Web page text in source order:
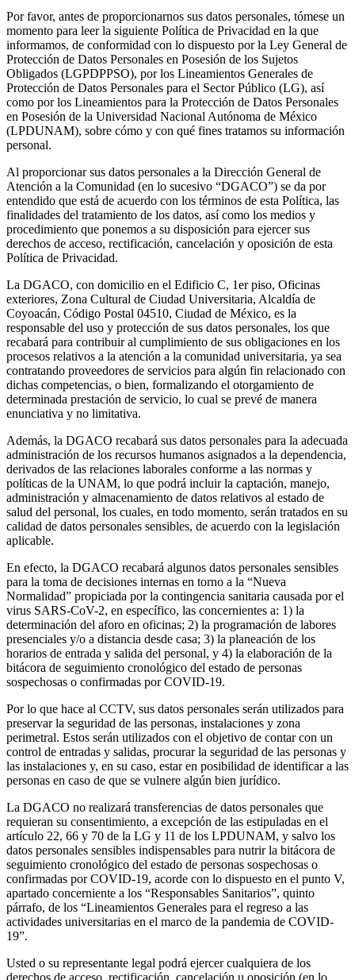
Por favor, antes de proporcionarnos sus datos personales, tómese un
momento para leer la siguiente Política de Privacidad en la que
informamos, de conformidad con lo dispuesto por la Ley General de
Protección de Datos Personales en Posesión de los Sujetos
Obligados (LGPDPPSO), por los Lineamientos Generales de
Protección de Datos Personales para el Sector Público (LG), así
como por los Lineamientos para la Protección de Datos Personales
en Posesión de la Universidad Nacional Autónoma de México
(LPDUNAM), sobre cómo y con qué fines tratamos su información
personal.
Al proporcionar sus datos personales a la Dirección General de
Atención a la Comunidad (en lo sucesivo “DGACO”) se da por
entendido que está de acuerdo con los términos de esta Política, las
finalidades del tratamiento de los datos, así como los medios y
procedimiento que ponemos a su disposición para ejercer sus
derechos de acceso, rectificación, cancelación y oposición de esta
Política de Privacidad.
La DGACO, con domicilio en el Edificio C, 1er piso, Oficinas
exteriores, Zona Cultural de Ciudad Universitaria, Alcaldía de
Coyoacán, Código Postal 04510, Ciudad de México, es la
responsable del uso y protección de sus datos personales, los que
recabará para contribuir al cumplimiento de sus obligaciones en los
procesos relativos a la atención a la comunidad universitaria, ya sea
contratando proveedores de servicios para algún fin relacionado con
dichas competencias, o bien, formalizando el otorgamiento de
determinada prestación de servicio, lo cual se prevé de manera
enunciativa y no limitativa.
Además, la DGACO recabará sus datos personales para la adecuada
administración de los recursos humanos asignados a la dependencia,
derivados de las relaciones laborales conforme a las normas y
políticas de la UNAM, lo que podrá incluir la captación, manejo,
administración y almacenamiento de datos relativos al estado de
salud del personal, los cuales, en todo momento, serán tratados en su
calidad de datos personales sensibles, de acuerdo con la legislación
aplicable.
En efecto, la DGACO recabará algunos datos personales sensibles
para la toma de decisiones internas en torno a la “Nueva
Normalidad” propiciada por la contingencia sanitaria causada por el
virus SARS-CoV-2, en específico, las concernientes a: 1) la
determinación del aforo en oficinas; 2) la programación de labores
presenciales y/o a distancia desde casa; 3) la planeación de los
horarios de entrada y salida del personal, y 4) la elaboración de la
bitácora de seguimiento cronológico del estado de personas
sospechosas o confirmadas por COVID-19.
Por lo que hace al CCTV, sus datos personales serán utilizados para
preservar la seguridad de las personas, instalaciones y zona
perimetral. Estos serán utilizados con el objetivo de contar con un
control de entradas y salidas, procurar la seguridad de las personas y
las instalaciones y, en su caso, estar en posibilidad de identificar a las
personas en caso de que se vulnere algún bien jurídico.
La DGACO no realizará transferencias de datos personales que
requieran su consentimiento, a excepción de las estipuladas en el
artículo 22, 66 y 70 de la LG y 11 de los LPDUNAM, y salvo los
datos personales sensibles indispensables para nutrir la bitácora de
seguimiento cronológico del estado de personas sospechosas o
confirmadas por COVID-19, acorde con lo dispuesto en el punto V,
apartado concerniente a los “Responsables Sanitarios”, quinto
párrafo, de los “Lineamientos Generales para el regreso a las
actividades universitarias en el marco de la pandemia de COVID-
19”.
Usted o su representante legal podrá ejercer cualquiera de los